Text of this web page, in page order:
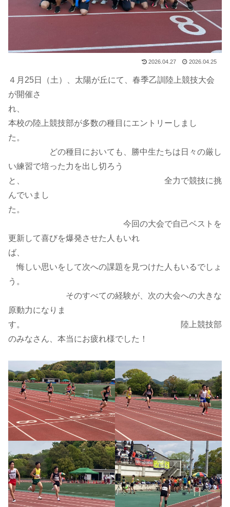
2026.04.27 2026.04.25
４月25日（土）、太陽が丘にて、春季乙訓陸上競技大会
が開催さ
れ、
本校の陸上競技部が多数の種目にエントリーしまし
た。
どの種目においても、勝中生たちは日々の厳し
い練習で培った力を出し切ろう
と、 全力で競技に挑
んでいまし
た。
今回の大会で自己ベストを
更新して喜びを爆発させた人もいれ
ば、
悔しい思いをして次への課題を見つけた人もいるでしょ
う。
そのすべての経験が、次の大会への大きな
原動力になりま
す。 陸上競技部
のみなさん、本当にお疲れ様でした！